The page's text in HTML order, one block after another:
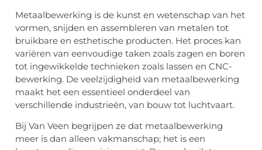
Metaalbewerking is de kunst en wetenschap van het
vormen, snijden en assembleren van metalen tot
bruikbare en esthetische producten. Het proces kan
variëren van eenvoudige taken zoals zagen en boren
tot ingewikkelde technieken zoals lassen en CNC-
bewerking. De veelzijdigheid van metaalbewerking
maakt het een essentieel onderdeel van
verschillende industrieën, van bouw tot luchtvaart.
Bij Van Veen begrijpen ze dat metaalbewerking
meer is dan alleen vakmanschap; het is een